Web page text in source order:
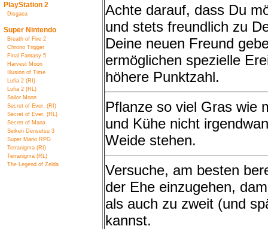
PlayStation 2
Disgaea
Super Nintendo
Breath of Fire 2
Chrono Trigger
Final Fantasy 5
Harvest Moon
Illusion of Time
Lufia 2 (RI)
Lufia 2 (RL)
Sailor Moon
Secret of Ever. (RI)
Secret of Ever. (RL)
Secret of Mana
Seiken Densetsu 3
Super Mario RPG
Terranigma (RI)
Terranigma (RL)
The Legend of Zelda
Achte darauf, dass Du
und stets freundlich zu
Deine neuen Freund
ermöglichen spezielle
höhere Punktzahl.
Pflanze so viel Gras wie
und Kühe nicht
Weide stehen.
Versuche, am besten
der Ehe einzugehen,
als auch zu zweit (und
kannst.